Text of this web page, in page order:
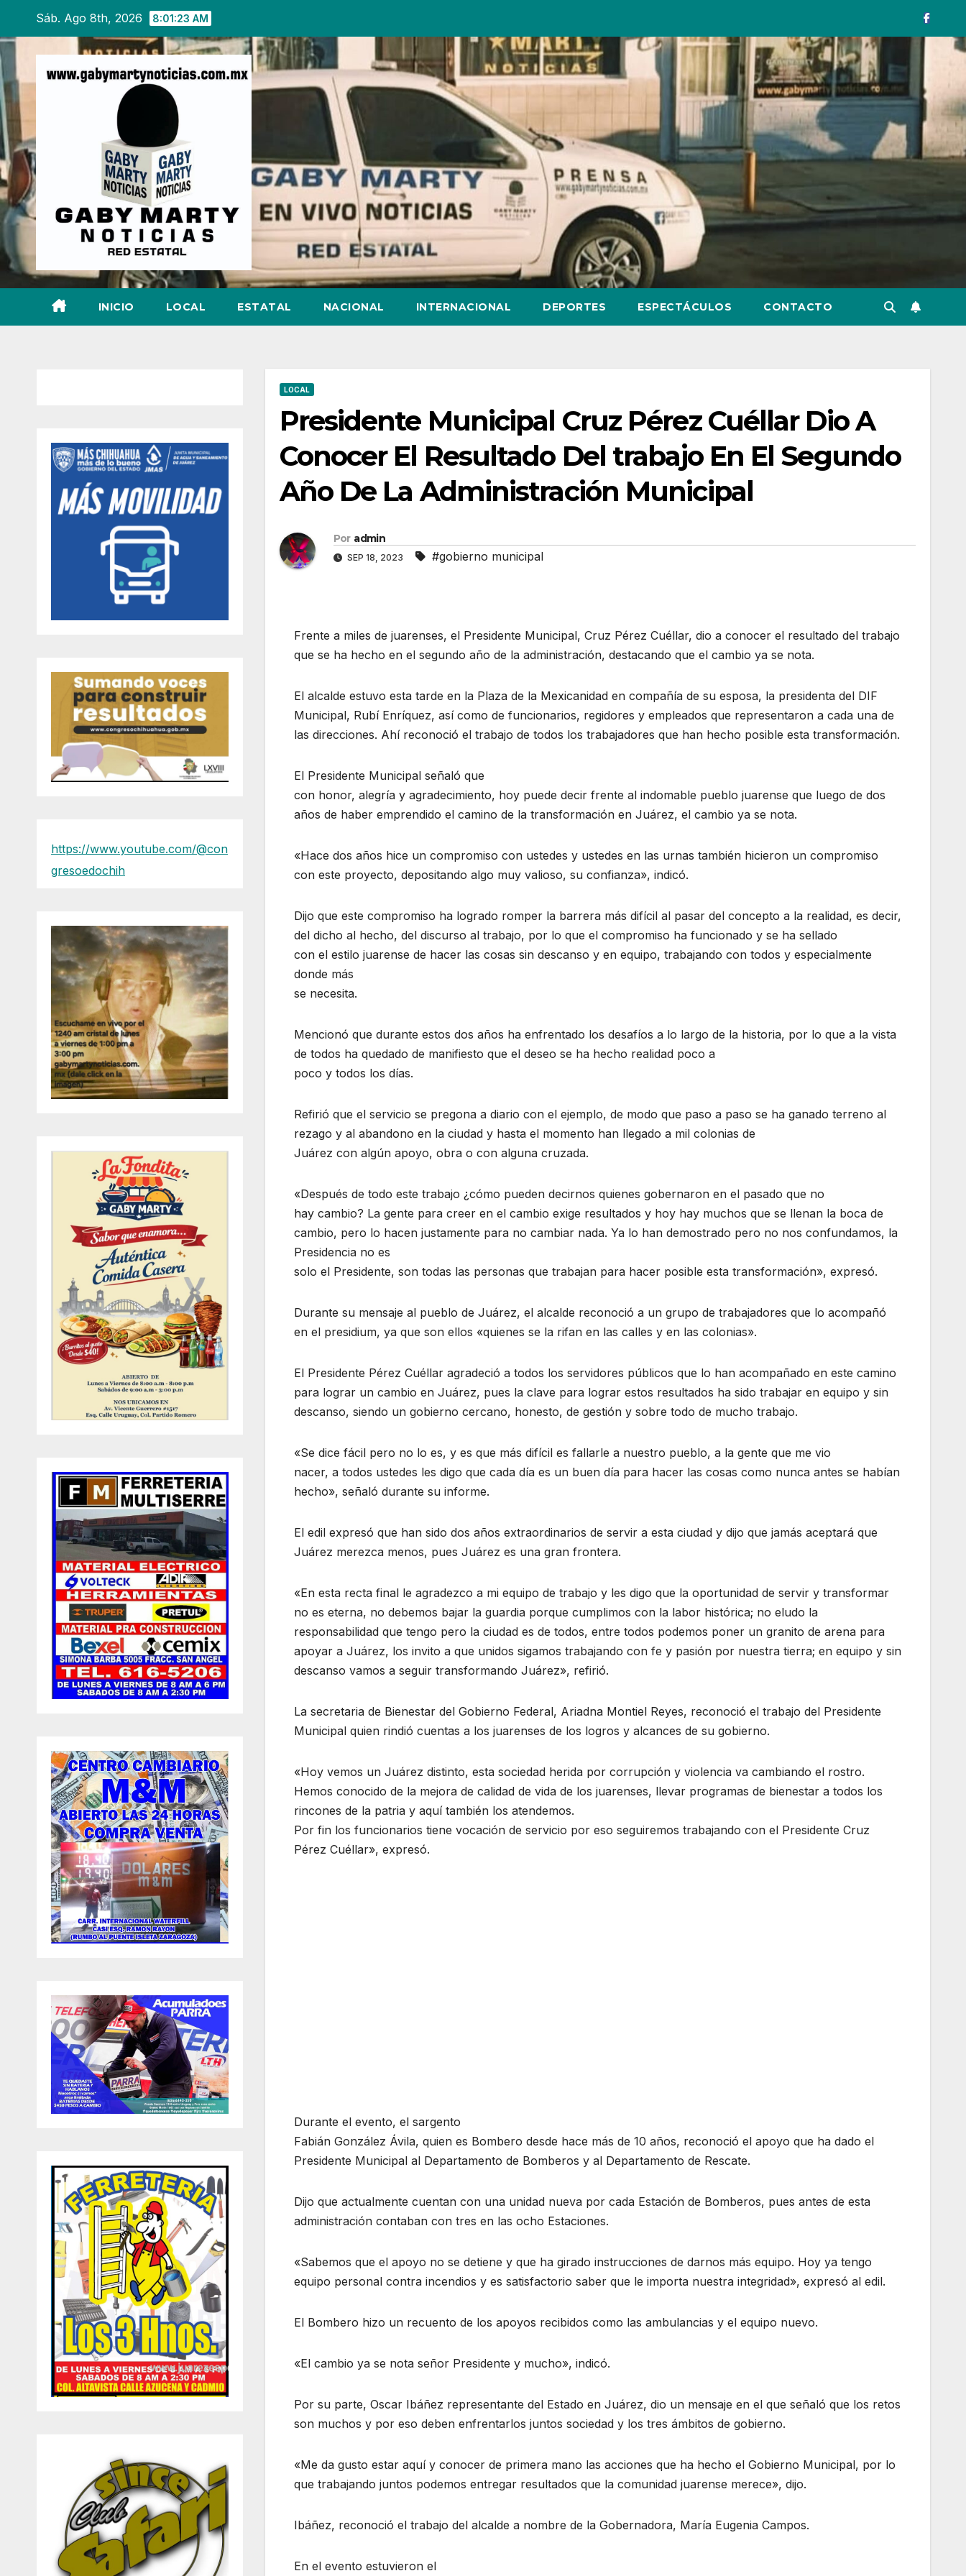
contenido
Sáb. Ago 8th, 2026 8:01:24 AM
INICIO LOCAL ESTATAL NACIONAL INTERNACIONAL DEPORTES ESPECTÁCULOS CONTACTO
https://www.youtube.com/@con
gresoedochih
LOCAL
Presidente Municipal Cruz Pérez Cuéllar Dio A
Conocer El Resultado Del trabajo En El Segundo
Año De La Administración Municipal
Por admin
SEP 18, 2023 #gobierno municipal
Frente a miles de juarenses, el Presidente Municipal, Cruz Pérez Cuéllar, dio a conocer el resultado del trabajo
que se ha hecho en el segundo año de la administración, destacando que el cambio ya se nota.
El alcalde estuvo esta tarde en la Plaza de la Mexicanidad en compañía de su esposa, la presidenta del DIF
Municipal, Rubí Enríquez, así como de funcionarios, regidores y empleados que representaron a cada una de
las direcciones. Ahí reconoció el trabajo de todos los trabajadores que han hecho posible esta transformación.
El Presidente Municipal señaló que
con honor, alegría y agradecimiento, hoy puede decir frente al indomable pueblo juarense que luego de dos
años de haber emprendido el camino de la transformación en Juárez, el cambio ya se nota.
«Hace dos años hice un compromiso con ustedes y ustedes en las urnas también hicieron un compromiso
con este proyecto, depositando algo muy valioso, su confianza», indicó.
Dijo que este compromiso ha logrado romper la barrera más difícil al pasar del concepto a la realidad, es decir,
del dicho al hecho, del discurso al trabajo, por lo que el compromiso ha funcionado y se ha sellado
con el estilo juarense de hacer las cosas sin descanso y en equipo, trabajando con todos y especialmente
donde más
se necesita.
Mencionó que durante estos dos años ha enfrentado los desafíos a lo largo de la historia, por lo que a la vista
de todos ha quedado de manifiesto que el deseo se ha hecho realidad poco a
poco y todos los días.
Refirió que el servicio se pregona a diario con el ejemplo, de modo que paso a paso se ha ganado terreno al
rezago y al abandono en la ciudad y hasta el momento han llegado a mil colonias de
Juárez con algún apoyo, obra o con alguna cruzada.
«Después de todo este trabajo ¿cómo pueden decirnos quienes gobernaron en el pasado que no
hay cambio? La gente para creer en el cambio exige resultados y hoy hay muchos que se llenan la boca de
cambio, pero lo hacen justamente para no cambiar nada. Ya lo han demostrado pero no nos confundamos, la
Presidencia no es
solo el Presidente, son todas las personas que trabajan para hacer posible esta transformación», expresó.
Durante su mensaje al pueblo de Juárez, el alcalde reconoció a un grupo de trabajadores que lo acompañó
en el presidium, ya que son ellos «quienes se la rifan en las calles y en las colonias».
El Presidente Pérez Cuéllar agradeció a todos los servidores públicos que lo han acompañado en este camino
para lograr un cambio en Juárez, pues la clave para lograr estos resultados ha sido trabajar en equipo y sin
descanso, siendo un gobierno cercano, honesto, de gestión y sobre todo de mucho trabajo.
«Se dice fácil pero no lo es, y es que más difícil es fallarle a nuestro pueblo, a la gente que me vio
nacer, a todos ustedes les digo que cada día es un buen día para hacer las cosas como nunca antes se habían
hecho», señaló durante su informe.
El edil expresó que han sido dos años extraordinarios de servir a esta ciudad y dijo que jamás aceptará que
Juárez merezca menos, pues Juárez es una gran frontera.
«En esta recta final le agradezco a mi equipo de trabajo y les digo que la oportunidad de servir y transformar
no es eterna, no debemos bajar la guardia porque cumplimos con la labor histórica; no eludo la
responsabilidad que tengo pero la ciudad es de todos, entre todos podemos poner un granito de arena para
apoyar a Juárez, los invito a que unidos sigamos trabajando con fe y pasión por nuestra tierra; en equipo y sin
descanso vamos a seguir transformando Juárez», refirió.
La secretaria de Bienestar del Gobierno Federal, Ariadna Montiel Reyes, reconoció el trabajo del Presidente
Municipal quien rindió cuentas a los juarenses de los logros y alcances de su gobierno.
«Hoy vemos un Juárez distinto, esta sociedad herida por corrupción y violencia va cambiando el rostro.
Hemos conocido de la mejora de calidad de vida de los juarenses, llevar programas de bienestar a todos los
rincones de la patria y aquí también los atendemos.
Por fin los funcionarios tiene vocación de servicio por eso seguiremos trabajando con el Presidente Cruz
Pérez Cuéllar», expresó.
Durante el evento, el sargento
Fabián González Ávila, quien es Bombero desde hace más de 10 años, reconoció el apoyo que ha dado el
Presidente Municipal al Departamento de Bomberos y al Departamento de Rescate.
Dijo que actualmente cuentan con una unidad nueva por cada Estación de Bomberos, pues antes de esta
administración contaban con tres en las ocho Estaciones.
«Sabemos que el apoyo no se detiene y que ha girado instrucciones de darnos más equipo. Hoy ya tengo
equipo personal contra incendios y es satisfactorio saber que le importa nuestra integridad», expresó al edil.
El Bombero hizo un recuento de los apoyos recibidos como las ambulancias y el equipo nuevo.
«El cambio ya se nota señor Presidente y mucho», indicó.
Por su parte, Oscar Ibáñez representante del Estado en Juárez, dio un mensaje en el que señaló que los retos
son muchos y por eso deben enfrentarlos juntos sociedad y los tres ámbitos de gobierno.
«Me da gusto estar aquí y conocer de primera mano las acciones que ha hecho el Gobierno Municipal, por lo
que trabajando juntos podemos entregar resultados que la comunidad juarense merece», dijo.
Ibáñez, reconoció el trabajo del alcalde a nombre de la Gobernadora, María Eugenia Campos.
En el evento estuvieron el